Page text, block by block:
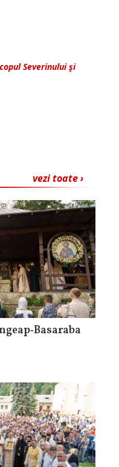
Severinului şi
vezi toate ›